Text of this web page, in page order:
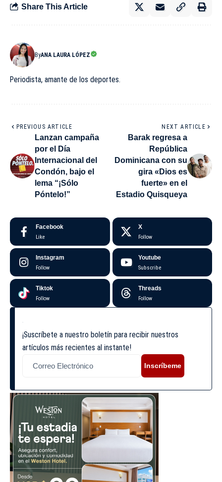
Share This Article
ByANA LAURA LÓPEZ
Periodista, amante de los deportes.
PREVIOUS ARTICLE
Lanzan campaña
por el Día
Internacional del
Condón, bajo el
lema “¡Sólo
Póntelo!”
NEXT ARTICLE
Barak regresa a
República
Dominicana con su
gira «Dios es
fuerte» en el
Estadio Quisqueya
Facebook
Like
X
Follow
Instagram
Follow
Youtube
Subscribe
Tiktok
Follow
Threads
Follow
¡Suscríbete a nuestro boletín para recibir nuestros
artículos más recientes al instante!
Inscríbeme